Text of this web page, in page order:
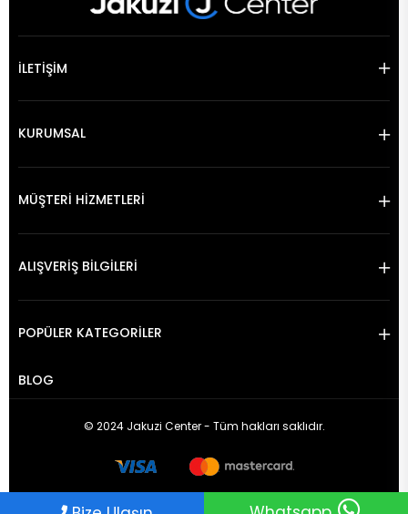
İLETİŞİM
KURUMSAL
MÜŞTERİ HİZMETLERİ
ALIŞVERİŞ BİLGİLERİ
POPÜLER KATEGORİLER
BLOG
© 2024 Jakuzi Center - Tüm hakları saklıdır.